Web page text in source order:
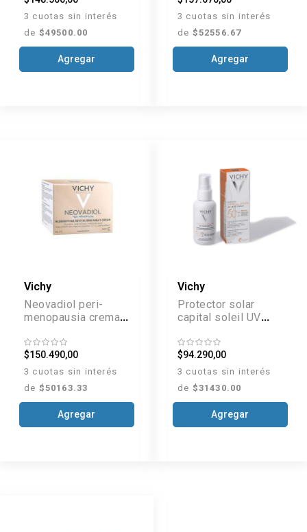
3 cuotas sin interés
de $49500.00
Agregar
3 cuotas sin interés
de $52556.67
Agregar
Vichy
Neovadiol peri-
menopausia crema
mixta x 50 ml
$150.490,00
3 cuotas sin interés
de $50163.33
Agregar
Vichy
Protector solar
capital soleil UV
$94.290,00
3 cuotas sin interés
de $31430.00
Agregar